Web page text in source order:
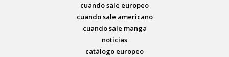
cuando sale europeo
cuando sale americano
cuando sale manga
noticias
catálogo europeo